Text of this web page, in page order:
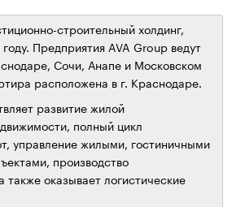
строительный холдинг,
Предприятия AVA Group ведут
Сочи, Анапе и Московском
расположена в г. Краснодаре.
развитие жилой
полный цикл
управление жилыми, гостиничными
производство
также оказывает логистические